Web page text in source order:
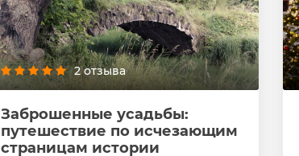
2 отзыва
Заброшенные усадьбы:
путешествие по исчезающим
страницам истории